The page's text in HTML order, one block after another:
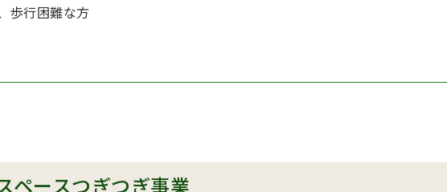
歩行困難な方
ペースつぎつぎ事業